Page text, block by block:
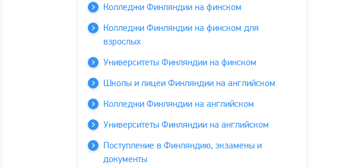
Колледжи Финляндии на финском
Колледжи Финляндии на финском для
взрослых
Университеты Финляндии на финском
Школы и лицеи Финляндии на английском
Колледжи Финляндии на английском
Университеты Финляндии на английском
Поступление в Финляндию, экзамены и
документы